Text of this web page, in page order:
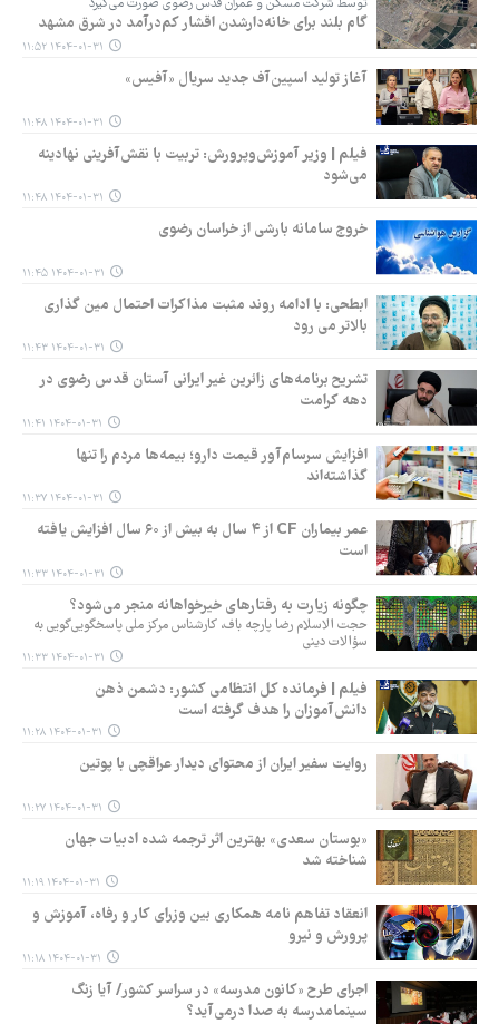
گام بلند برای خانه‌دارشدن اقشار کم‌درآمد در شرق مشهد
۱۴۰۴-۰۱-۳۱ ۱۱:۵۲
آغاز تولید اسپین‌آف جدید سریال «آفیس»
۱۴۰۴-۰۱-۳۱ ۱۱:۴۸
فیلم | وزیر آموزش‌وپرورش: تربیت با نقش‌آفرینی نهادینه
می‌شود
۱۴۰۴-۰۱-۳۱ ۱۱:۴۸
خروج سامانه بارشی از خراسان رضوی
۱۴۰۴-۰۱-۳۱ ۱۱:۴۵
ابطحی: با ادامه روند مثبت مذاکرات احتمال مین گذاری
بالاتر می رود
۱۴۰۴-۰۱-۳۱ ۱۱:۴۳
تشریح برنامه‌های زائرین غیر ایرانی آستان قدس رضوی در
دهه کرامت
۱۴۰۴-۰۱-۳۱ ۱۱:۴۱
افزایش سرسام‌آور قیمت دارو؛ بیمه‌ها مردم را تنها
گذاشته‌اند
۱۴۰۴-۰۱-۳۱ ۱۱:۳۷
عمر بیماران CF از ۴ سال به بیش از ۶۰ سال افزایش یافته
است
۱۴۰۴-۰۱-۳۱ ۱۱:۳۳
چگونه زیارت به رفتارهای خیرخواهانه منجر می‌شود؟
حجت الاسلام رضا پارچه باف، کارشناس مرکز ملی پاسخگویی‌گویی به
سؤالات دینی
۱۴۰۴-۰۱-۳۱ ۱۱:۳۳
فیلم | فرمانده کل انتظامی کشور: دشمن ذهن
دانش‌آموزان را هدف گرفته است
۱۴۰۴-۰۱-۳۱ ۱۱:۲۸
روایت سفیر ایران از محتوای دیدار عراقچی با پوتین
۱۴۰۴-۰۱-۳۱ ۱۱:۲۷
«بوستان سعدی» بهترین اثر ترجمه شده ادبیات جهان
شناخته شد
۱۴۰۴-۰۱-۳۱ ۱۱:۱۹
انعقاد تفاهم نامه همکاری بین وزرای کار و رفاه، آموزش و
پرورش و نیرو
۱۴۰۴-۰۱-۳۱ ۱۱:۱۸
اجرای طرح «کانون مدرسه» در سراسر کشور/ آیا زنگ
سینمامدرسه به صدا درمی‌آید؟